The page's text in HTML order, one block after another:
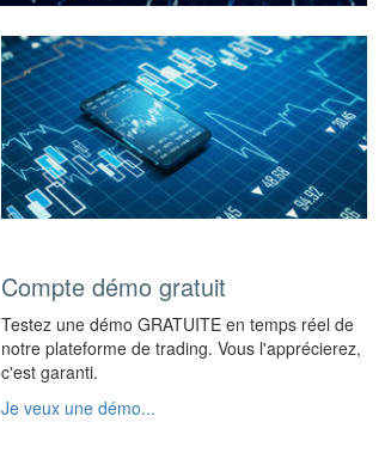
Compte démo gratuit
Testez une démo GRATUITE en temps réel de
notre plateforme de trading. Vous l'apprécierez,
c'est garanti.
Je veux une démo...